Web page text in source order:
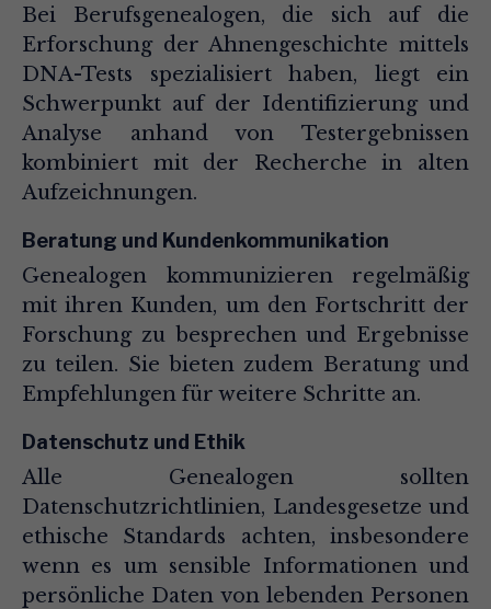
Bei Berufsgenealogen, die sich auf die
Erforschung der Ahnengeschichte mittels
DNA-Tests spezialisiert haben, liegt ein
Schwerpunkt auf der Identifizierung und
Analyse anhand von Testergebnissen
kombiniert mit der Recherche in alten
Aufzeichnungen.
Beratung und Kundenkommunikation
Genealogen kommunizieren regelmäßig
mit ihren Kunden, um den Fortschritt der
Forschung zu besprechen und Ergebnisse
zu teilen. Sie bieten zudem Beratung und
Empfehlungen für weitere Schritte an.
Datenschutz und Ethik
Alle Genealogen sollten
Datenschutzrichtlinien, Landesgesetze und
ethische Standards achten, insbesondere
wenn es um sensible Informationen und
persönliche Daten von lebenden Personen